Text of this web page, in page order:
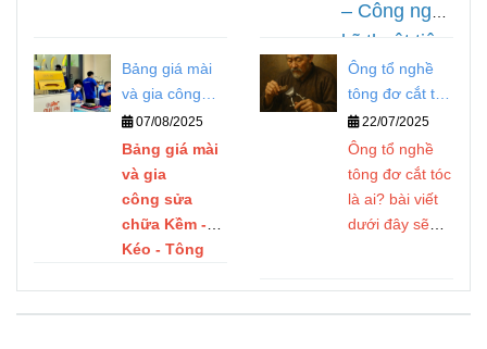
đến với đội
ngũ kỹ thuật
chuyên
nghiệp nhất
hiện nay,
chế độ bảo
hành uy tín
– Công nghệ
kỹ thuật tiên
tiến nhất
hiện nay –
Cam kết
chất lượng
nghề.
Bảng giá mài
và gia công
sửa chữa Kềm
- Kéo - Tông
Đơ
07/08/2025
Bảng giá mài
và gia
công sửa
chữa Kềm -
Kéo - Tông
Ông tổ nghề
tông đơ cắt tóc
là ai?
22/07/2025
Ông tổ nghề
tông đơ cắt tóc
là ai? bài viết
dưới đây sẽ